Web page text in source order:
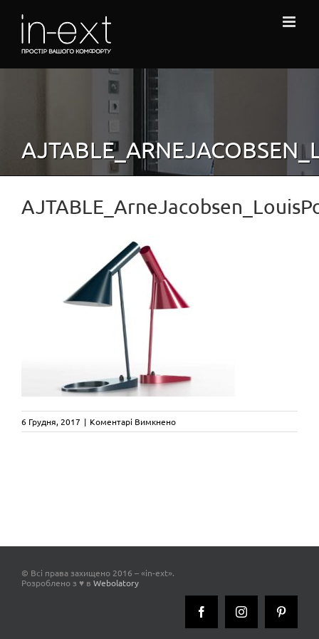
6 Грудня, 2017 | Коментарі Вимкненодо
© Всі права захищено 2016 – «in-ext».
Розроблено з ♥ в Webolatory